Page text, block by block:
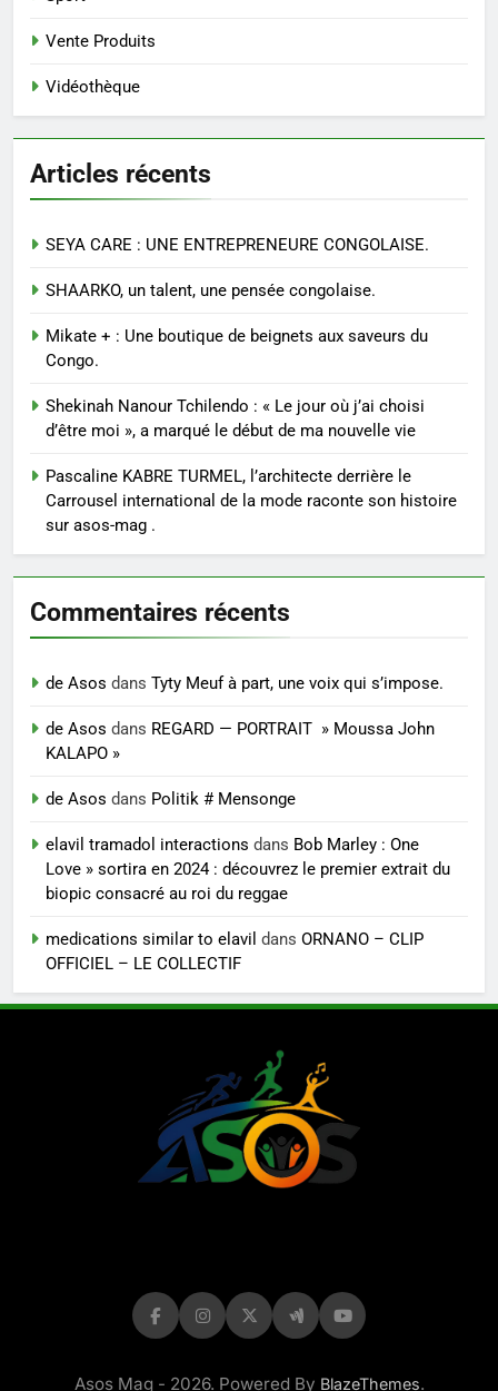
Vente Produits
Vidéothèque
Articles récents
SEYA CARE : UNE ENTREPRENEURE CONGOLAISE.
SHAARKO, un talent, une pensée congolaise.
Mikate + : Une boutique de beignets aux saveurs du
Congo.
Shekinah Nanour Tchilendo : « Le jour où j’ai choisi
d’être moi », a marqué le début de ma nouvelle vie
Pascaline KABRE TURMEL, l’architecte derrière le
Carrousel international de la mode raconte son histoire
sur asos-mag .
Commentaires récents
de Asos dans Tyty Meuf à part, une voix qui s’impose.
de Asos dans REGARD — PORTRAIT » Moussa John
KALAPO »
de Asos dans Politik # Mensonge
elavil tramadol interactions dans Bob Marley : One
Love » sortira en 2024 : découvrez le premier extrait du
biopic consacré au roi du reggae
medications similar to elavil dans ORNANO – CLIP
OFFICIEL – LE COLLECTIF
Asos Mag - 2026. Powered By BlazeThemes.